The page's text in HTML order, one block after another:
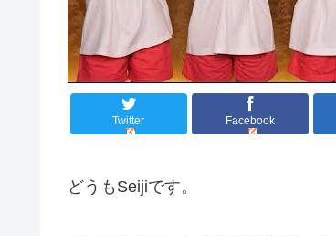
Twitter Facebook
どうもSeijiです。